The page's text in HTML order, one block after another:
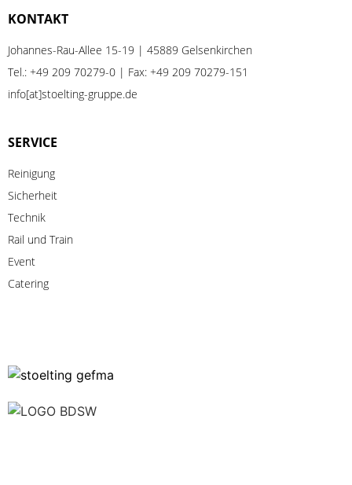
KONTAKT
Johannes-Rau-Allee 15-19 | 45889 Gelsenkirchen
Tel.: +49 209 70279-0 | Fax: +49 209 70279-151
info[at]stoelting-gruppe.de
SERVICE
Reinigung
Sicherheit
Technik
Rail und Train
Event
Catering